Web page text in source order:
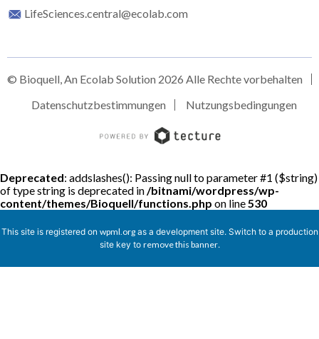
LifeSciences.central@ecolab.com
© Bioquell, An Ecolab Solution 2026 Alle Rechte vorbehalten
Datenschutzbestimmungen
Nutzungsbedingungen
Deprecated: addslashes(): Passing null to parameter #1 ($string)
of type string is deprecated in/bitnami/wordpress/wp-
content/themes/Bioquell/functions.php on line530
This site is registered on wpml.orgas a development site. Switch to a production
site key to remove this banner.